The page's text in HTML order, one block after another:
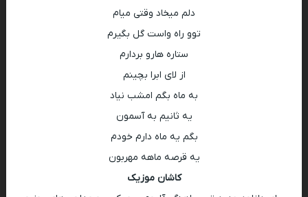
دلم میخاد وقتی میام
توو راه واست گل بگیرم
ستاره هارو بردارم
از لای ابرا بچینم
به ماه بگم امشب نیاد
یه ثانیم به آسمون
بگم یه ماه دارم خودم
یه قرصه ماهه مهربون
کاشان موزیک